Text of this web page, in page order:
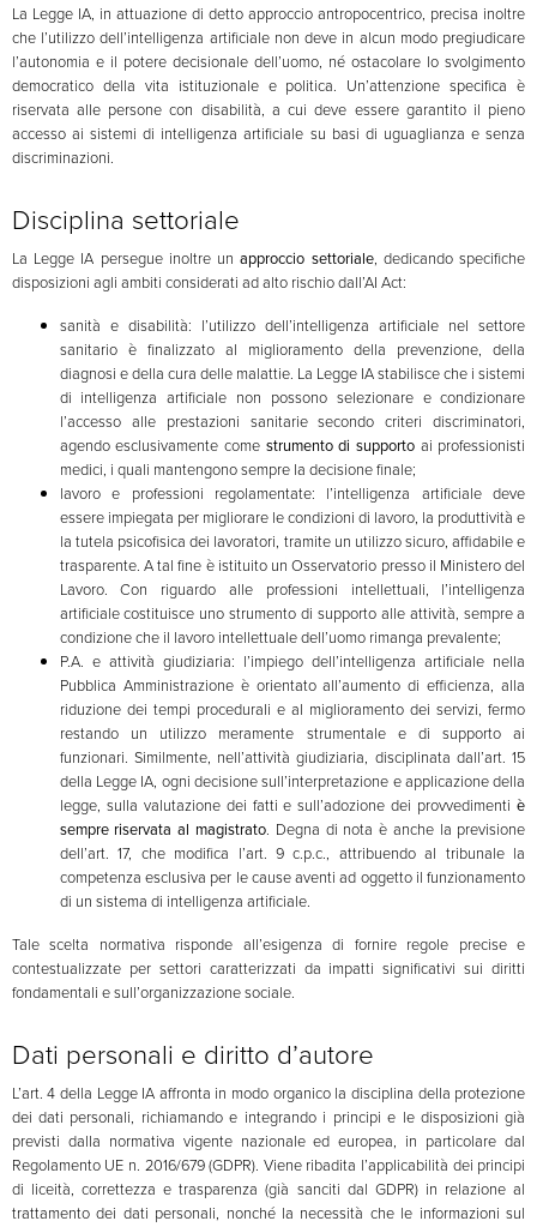
La Legge IA, in attuazione di detto approccio antropocentrico, precisa inoltre
che l’utilizzo dell’intelligenza artificiale non deve in alcun modo pregiudicare
l’autonomia e il potere decisionale dell’uomo, né ostacolare lo svolgimento
democratico della vita istituzionale e politica. Un’attenzione specifica è
riservata alle persone con disabilità, a cui deve essere garantito il pieno
accesso ai sistemi di intelligenza artificiale su basi di uguaglianza e senza
discriminazioni.
Disciplina settoriale
La Legge IA persegue inoltre unapproccio settoriale, dedicando specifiche
disposizioni agli ambiti considerati ad alto rischio dall’AI Act:
sanità e disabilità: l’utilizzo dell’intelligenza artificiale nel settore
sanitario è finalizzato al miglioramento della prevenzione, della
diagnosi e della cura delle malattie. La Legge IA stabilisce che i sistemi
di intelligenza artificiale non possono selezionare e condizionare
l’accesso alle prestazioni sanitarie secondo criteri discriminatori,
agendo esclusivamente come strumento di supporto ai professionisti
medici, i quali mantengono sempre la decisione finale;
lavoro e professioni regolamentate: l’intelligenza artificiale deve
essere impiegata per migliorare le condizioni di lavoro, la produttività e
la tutela psicofisica dei lavoratori, tramite un utilizzo sicuro, affidabile e
trasparente. A tal fine è istituito un Osservatorio presso il Ministero del
Lavoro. Con riguardo alle professioni intellettuali, l’intelligenza
artificiale costituisce uno strumento di supporto alle attività, sempre a
condizione che il lavoro intellettuale dell’uomo rimanga prevalente;
P.A. e attività giudiziaria: l’impiego dell’intelligenza artificiale nella
Pubblica Amministrazione è orientato all’aumento di efficienza, alla
riduzione dei tempi procedurali e al miglioramento dei servizi, fermo
restando un utilizzo meramente strumentale e di supporto ai
funzionari. Similmente, nell’attività giudiziaria, disciplinata dall’art. 15
della Legge IA, ogni decisione sull’interpretazione e applicazione della
legge, sulla valutazione dei fatti e sull’adozione dei provvedimentiè
sempre riservata al magistrato. Degna di nota è anche la previsione
dell’art. 17, che modifica l’art. 9 c.p.c., attribuendo al tribunale la
competenza esclusiva per le cause aventi ad oggetto il funzionamento
di un sistema di intelligenza artificiale.
Tale scelta normativa risponde all’esigenza di fornire regole precise e
contestualizzate per settori caratterizzati da impatti significativi sui diritti
fondamentali e sull’organizzazione sociale.
Dati personali e diritto d’autore
L’art. 4 della Legge IA affronta in modo organico la disciplina della protezione
dei dati personali, richiamando e integrando i principi e le disposizioni già
previsti dalla normativa vigente nazionale ed europea, in particolare dal
Regolamento UE n. 2016/679 (GDPR). Viene ribadita l’applicabilità dei principi
di liceità, correttezza e trasparenza (già sanciti dal GDPR) in relazione al
trattamento dei dati personali, nonché la necessità che le informazioni sul